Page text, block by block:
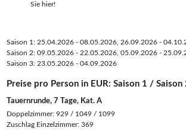
Sie hier!
Saison 1: 25.04.2026 - 08.05.2026, 26.09.2026 -
Saison 2: 09.05.2026 - 22.05.2026, 05.09.2026 -
Saison 3: 23.05.2026 - 04.09.2026
Preise pro Person in EUR: Saison 1 / Saison
Tauernrunde, 7 Tage, Kat. A
Doppelzimmer: 929 / 1049 / 1099
Zuschlag Einzelzimmer: 369